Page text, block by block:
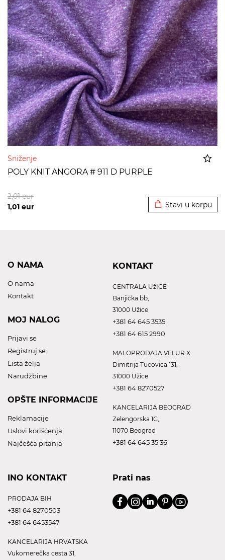
Sniženje
POLY KNIT ANGORA # 911 D PURPLE
1,01 eur
2,01eur
Stavi u korpu
O NAMA
O nama
Kontakt
MOJ NALOG
Prijavi se
Registruj se
Lista želja
Narudžbine
OPŠTE INFORMACIJE
Reklamacije
Uslovi korišćenja
Najčešća pitanja
KONTAKT
CENTRALA UžICE
Banjička bb,
31000 Užice
+381 64 645 3535
+381 64 615 2990
MALOPRODAJA VELUR X
Dimitrija Tucovica 131,
31000 Užice
+381 64 8270527
KANCELARIJA BEOGRAD
Zelengorska 1G,
11070 Beograd
+381 64 645 35 36
INO KONTAKT
PRODAJA BIH
+381 64 8270503
+381 64 6453547
KANCELARIJA HRVATSKA
Vukomerečka cesta 31,
Prati nas